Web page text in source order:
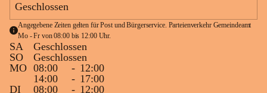
Geschlossen
Angegebene Zeiten gelten für Post und Bürgerservice. Parteienverkehr Gemeindeamt
Mo - Fr von 08:00 bis 12:00 Uhr.
SA
Geschlossen
SO
Geschlossen
MO 08:00 - 12:00
14:00
- 17:00
DI
08:00 - 12:00